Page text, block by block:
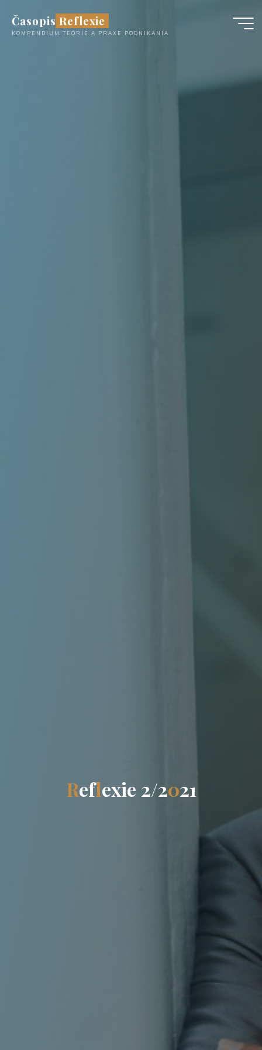
Časopis Reflexie
KOMPENDIUM TEÓRIE A PRAXE PODNIKANIA
Reflexie 2/2021